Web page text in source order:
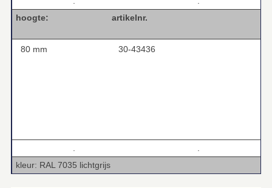
hoogte: artikelnr.
80 mm 30-43436
.
.
kleur: RAL 7035 lichtgrijs